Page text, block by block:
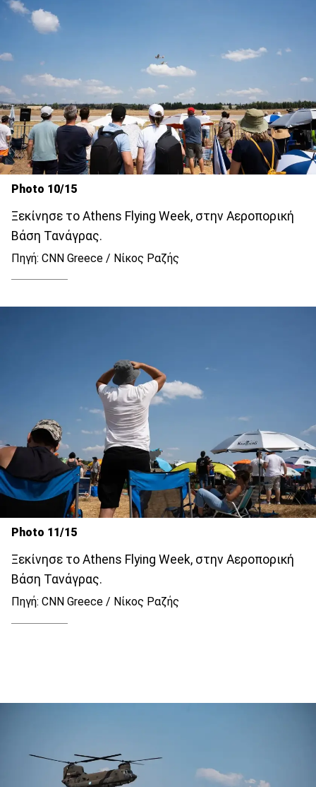
Photo 10/15
Ξεκίνησε το Athens Flying Week, στην Αεροπορική
Βάση Τανάγρας.
Πηγή: CNN Greece / Νίκος Ραζής
Photo 11/15
Ξεκίνησε το Athens Flying Week, στην Αεροπορική
Βάση Τανάγρας.
Πηγή: CNN Greece / Νίκος Ραζής